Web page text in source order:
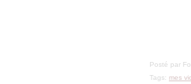
Posté par
Tags: mes